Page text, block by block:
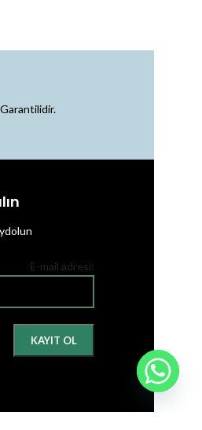
E-mail adresi: